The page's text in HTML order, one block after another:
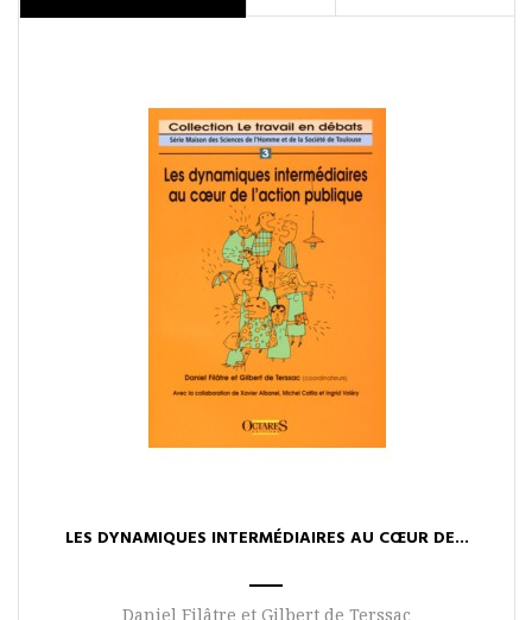
LES DYNAMIQUES INTERMÉDIAIRES AU CŒUR DE...
Daniel Filâtre et Gilbert de Terssac